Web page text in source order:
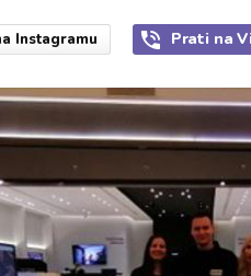
Instagramu Prati na